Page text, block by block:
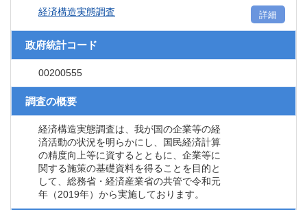
経済構造実態調査 詳細
政府統計コード
00200555
調査の概要
経済構造実態調査は、我が国の企業等の経
済活動の状況を明らかにし、国民経済計算
の精度向上等に資するとともに、企業等に
関する施策の基礎資料を得ることを目的と
して、総務省・経済産業省の共管で令和元
年（2019年）から実施しております。